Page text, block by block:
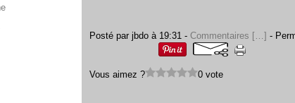
Posté par jbdo à 19:31 - Commentaires […] -
Vous aimez ? 0 vote